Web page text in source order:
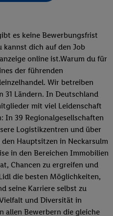
es keine Bewerbungsfrist
kannst dich auf den Job
online ist.Warum du für
der führenden
Wir betreiben
31 Ländern. In Deutschland
mit viel Leidenschaft
In 39 Regionalgesellschaften
Logistikzentren und über
Hauptsitzen in Neckarsulm
in den Bereichen Immobilien
Chancen zu ergreifen und
die besten Möglichkeiten,
seine Karriere selbst zu
und Diversität in
allen Bewerbern die gleiche